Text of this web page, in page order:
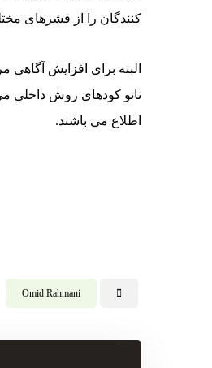
کنندگان را از قشرهای
البته برای افزایش
نانو کودهای روش داخلی
اطلاع می باشند.
Omid Rahmani